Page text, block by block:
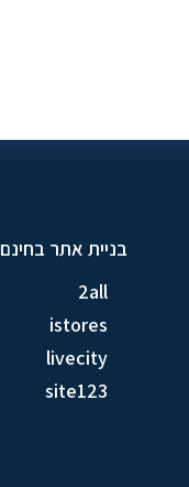
בניית אתר בחינם
2all
istores
livecity
site123